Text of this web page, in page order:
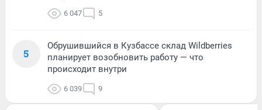
6 047 5
5
Обрушившийся в Кузбассе склад Wildberries
планирует возобновить работу — что
происходит внутри
6 039 9